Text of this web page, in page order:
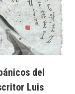
del
Luis